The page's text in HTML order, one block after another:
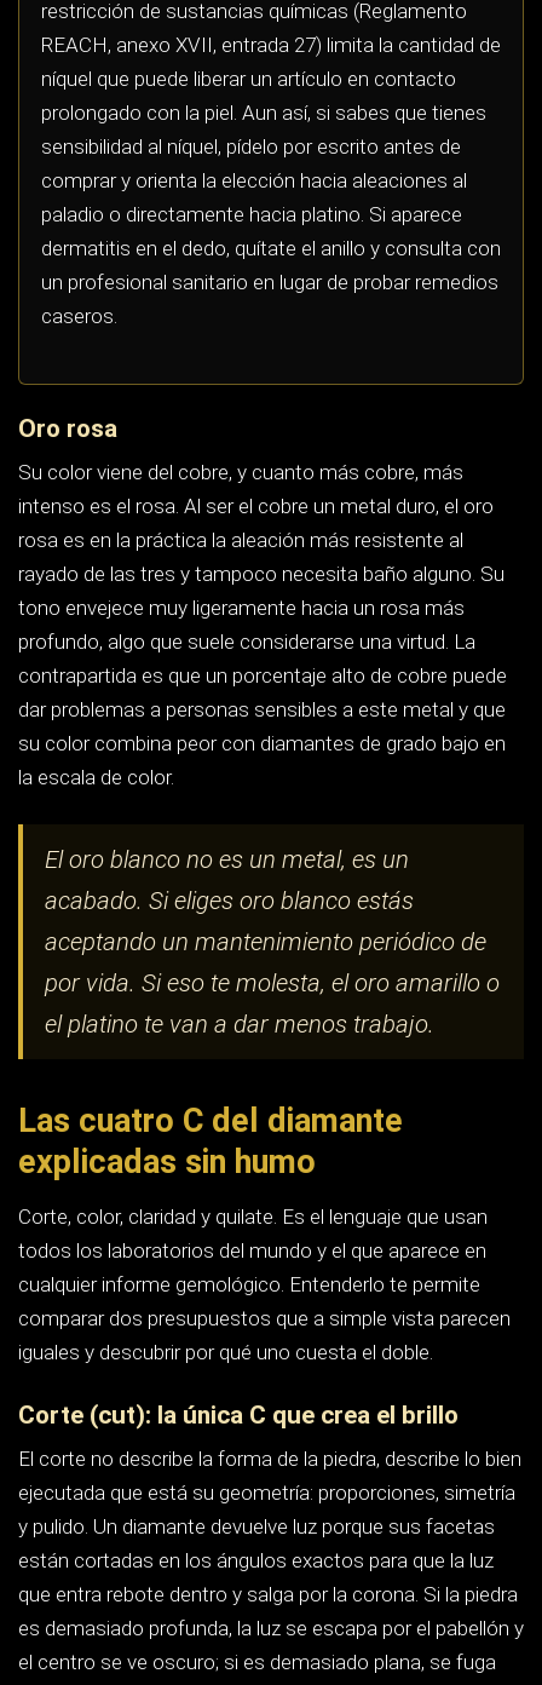
rosa es en la práctica la aleación más resistente al
rayado de las tres y tampoco necesita baño alguno. Su
tono envejece muy ligeramente hacia un rosa más
profundo, algo que suele considerarse una virtud. La
contrapartida es que un porcentaje alto de cobre puede
dar problemas a personas sensibles a este metal y que
su color combina peor con diamantes de grado bajo en
la escala de color.
acabado. Si eliges oro blanco estás
aceptando un mantenimiento periódico de
por vida. Si eso te molesta, el oro amarillo o
el platino te van a dar menos trabajo.
Las cuatro C del diamante
explicadas sin humo
Corte, color, claridad y quilate. Es el lenguaje que usan
todos los laboratorios del mundo y el que aparece en
cualquier informe gemológico. Entenderlo te permite
iguales y descubrir por qué uno cuesta el doble.
Corte (cut): la única C que crea el brillo
El corte no describe la forma de la piedra, describe lo bien
ejecutada que está su geometría: proporciones, simetría
están cortadas en los ángulos exactos para que la luz
es demasiado profunda, la luz se escapa por el pabellón y
el centro se ve oscuro; si es demasiado plana, se fuga
por abajo y aparece un efecto de ventana por el que casi
se ve a través.
El laboratorio GIA gradúa el corte en cinco niveles:
Excellent, Very Good, Good, Fair y Poor. Ojo con un
detalle que casi nadie explica: esa escala de corte solo
(ovalado, pera, princesa, esmeralda, cojín…) el informe
de corte, así que ahí tienes que mirar tú las proporciones
y, sobre todo, ver la piedra.
Para el brillante redondo, como orientación práctica, las
piedras que reciben las notas altas suelen moverse en
una mesa en torno al 54-58 % del diámetro y una
profundidad total entre el 59 y el 62,5 %, con culet